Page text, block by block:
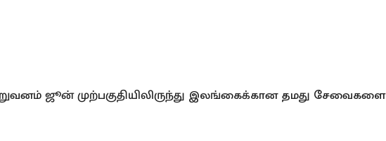
ஜூன் முற்பகுதியிலிருந்து இலங்கைக்கான தமது சேவைகளை